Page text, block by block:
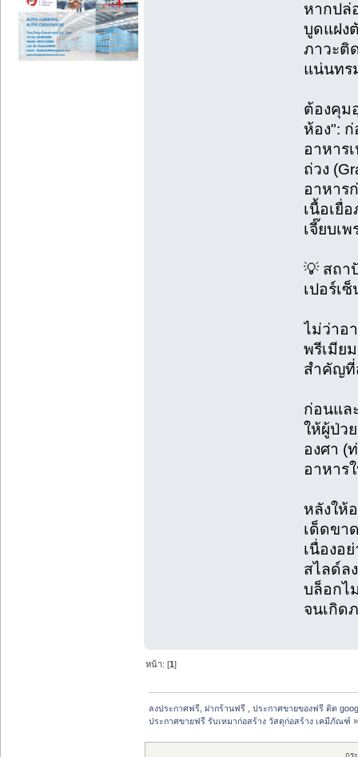
หากปล่
บูดแฝง
ภาวะติ
แน่นทร
ต้องคุม
ห้อง":
อาหาร
ถ่วง
อาหาร
เนื้อเยื่
เจี๊ยบเ
💡 สถา
เปอร์เ
ไม่ว่าอ
พรีเมีย
สำคัญที่
ก่อนแล
ให้ผู้ป่ว
องศา (
อาหาร
หลังให้
เด็ดขา
เนื่องอ
สไลด์ล
บล็อกไ
จนเกิด
หน้า: [1]
ลงประกาศฟรี, ฝากร้านฟรี , ประกาศขายของฟรี ติด
ประกาศขายฟรี รับเหมาก่อสร้าง วัสดุก่อสร้าง เคมีภัณฑ์ »
กร